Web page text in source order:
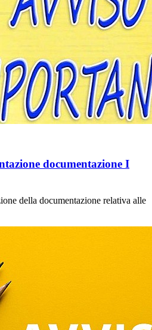
documentazione I
della documentazione relativa alle